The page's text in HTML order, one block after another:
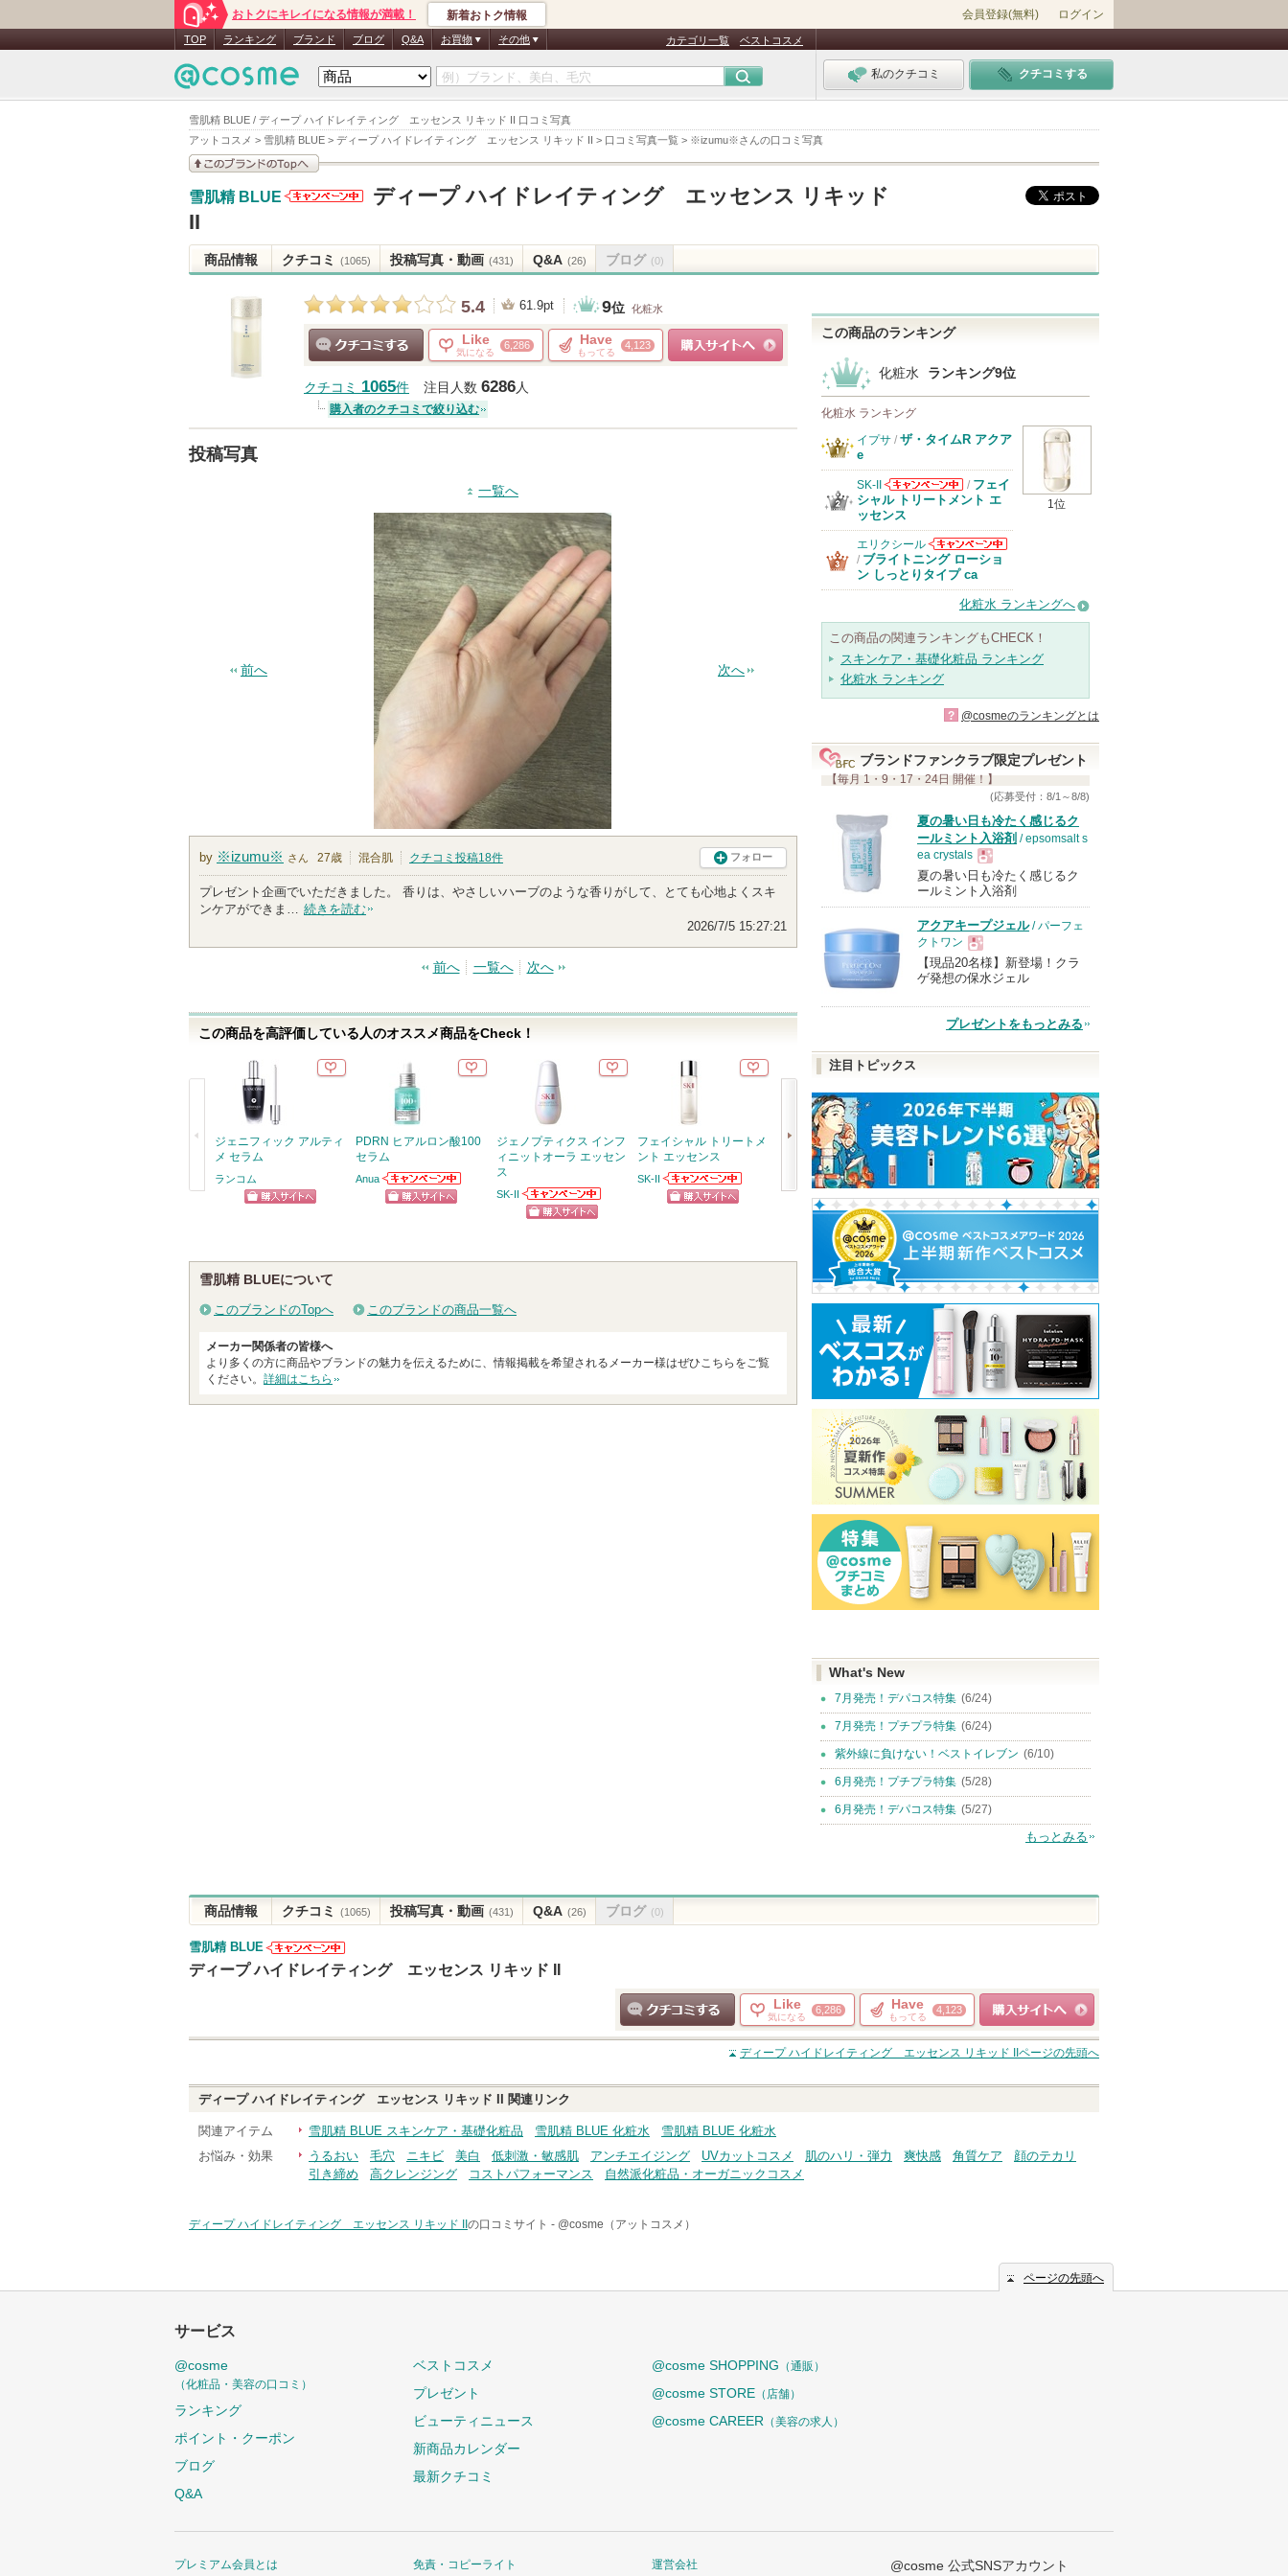
雪肌精 BLUE / ディープ ハイドレイティング エッセンス リキッド II 口コミ写真
アットコスメ > 雪肌精 BLUE > ディープ ハイドレイティング エッセンス リキッド II > 口コミ写真一覧 > ※izumu※さんの口コミ写真
おトクにキレイになる情報が満載！ 新着おトク情報 会員登録(無料) ログイン
TOP ランキング ブランド ブログ Q&A お買物 その他 カテゴリ一覧 ベストコスメ
私のクチコミ クチコミする
見る
雪肌精 BLUE
のお知らせ
があります
ディープ ハイドレイティング エッセンス リキッド
II
商品情報 クチコミ (1065) 投稿写真・動画 (431) Q&A (26) ブログ (0)
5.4 61.9pt 9位 化粧水
Like
気になる
6,286 Have
もってる
4,123
クチコミ 1065件 注目人数 6286人
購入者のクチコミで絞り込む
投稿写真
一覧へ
前へ 次へ
by ※izumu※ さん 27歳 混合肌 クチコミ投稿18件 フォロー
プレゼント企画でいただきました。 香りは、やさしいハーブのような香りがして、とても心地よくスキ
ンケアができま… 続きを読む
2026/7/5 15:27:21
前へ 一覧へ 次へ
この商品を高評価している人のオススメ商品をCheck！
ジェニフィック アルティ
メ セラム
ランコム
PDRN ヒアルロン酸100
セラム
Anua
Anuaからのお知
らせがあります
ジェノプティクス インフ
ィニットオーラ エッセン
ス
SK-II
SK-IIからのお知
らせがあります
フェイシャル トリートメ
ント エッセンス
SK-II
SK-IIからのお知
らせがあります
アベイユ ロイヤル ウォ
ータリー オイル セロム
ゲランからのお
知らせがありま
す
ショッピン
グサイトへ
エッセンスイン クレンジ
ングフォーム
d プログラム
d プログラムか
らのお知らせが
ありますショッピン
グサイトへ
アプソリュ ザ UV クリー
ム
ランコム
ショッピン
雪肌精 BLUEについて
このブランドのTopへ このブランドの商品一覧へ
メーカー関係者の皆様へ
より多くの方に商品やブランドの魅力を伝えるために、情報掲載を希望されるメーカー様はぜひこちらをご覧
ください。 詳細はこちら
この商品のランキング
化粧水 ランキング9位
化粧水 ランキング
1位
イプサ / ザ・タイムR アクア
e
SK-II
SK-IIからのお
知らせがありま
/ フェイ
シャル トリートメント エ
ッセンス
エリクシール
エリクシールか
らのお知らせが
/ ブライトニング ローショ
ン しっとりタイプ ca
化粧水 ランキングへ
この商品の関連ランキングもCHECK！
スキンケア・基礎化粧品 ランキング
化粧水 ランキング
? @cosmeのランキングとは
ブランドファンクラブ限定プレゼント
【毎月 1・9・17・24日 開催！】
(応募受付：8/1～8/8)
夏の暑い日も冷たく感じるク
ールミント入浴剤 / epsomsalt s
ea crystals
現
品
夏の暑い日も冷たく感じるク
ールミント入浴剤
アクアキープジェル/ パーフェ
クトワン
現
品
【現品20名様】新登場！クラ
ゲ発想の保水ジェル
プレゼントをもっとみる
注目トピックス
What's New
7月発売！デパコス特集 (6/24)
7月発売！プチプラ特集 (6/24)
紫外線に負けない！ベストイレブン (6/10)
6月発売！プチプラ特集 (5/28)
6月発売！デパコス特集 (5/27)
もっとみる
商品情報 クチコミ (1065) 投稿写真・動画 (431) Q&A (26) ブログ (0)
雪肌精 BLUE
雪肌精 BLUE
ディープ ハイドレイティング エッセンス リキッド II
クチコミする
Like
気になる
6,286 Have
もってる
4,123
ショッピングサイト
へ
ディープ ハイドレイティング エッセンス リキッド II ページの先頭へ
ディープ ハイドレイティング エッセンス リキッド II 関連リンク
関連アイテム 雪肌精 BLUE スキンケア・基礎化粧品 雪肌精 BLUE 化粧水
雪肌精 BLUE 化粧水
お悩み・効果
うるおい 毛穴 ニキビ 美白 低刺激・敏感肌 アンチエイジング UVカットコスメ 肌のハリ・弾力 爽快感 角質ケア
顔のテカリ
引き締め
高クレンジング コストパフォーマンス 自然派化粧品・オーガニックコスメ
ディープ ハイドレイティング エッセンス リキッド II の口コミサイト - @cosme（アットコスメ）
ページの先頭へ
サービス
@cosme
（化粧品・美容の口コミ）
ランキング
ポイント・クーポン
ブログ
Q&A
ベストコスメ
プレゼント
ビューティニュース
新商品カレンダー
最新クチコミ
@cosme SHOPPING （通販）
@cosme STORE （店舗）
@cosme CAREER （美容の求人）
プレミアム会員とは 免責・コピーライト 運営会社 @cosme 公式SNSアカウント